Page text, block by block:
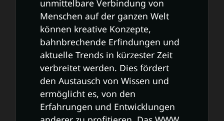
unmittelbare Verbindung von
Menschen auf der ganzen Welt
können kreative Konzepte,
bahnbrechende Erfindungen und
aktuelle Trends in kürzester Zeit
verbreitet werden. Dies fördert
den Austausch von Wissen und
ermöglicht es, von den
Erfahrungen und Entwicklungen